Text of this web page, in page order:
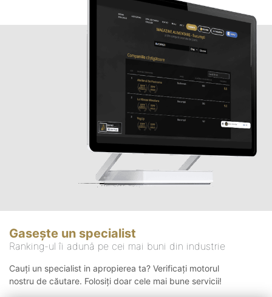
Gasește un specialist
Ranking-ul îi adună pe cei mai buni din industrie
Cauți un specialist in apropierea ta? Verificați motorul
nostru de căutare. Folosiți doar cele mai bune servicii!